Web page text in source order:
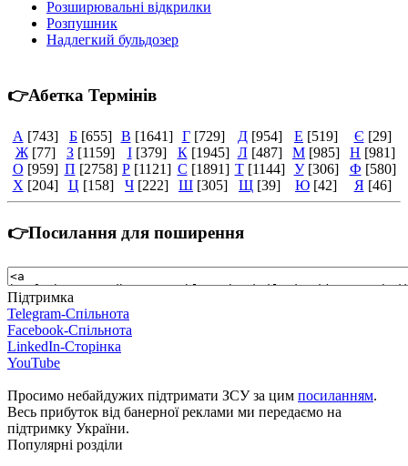
Розширювальні відкрилки
Розпушник
Надлегкий бульдозер
👉Абетка Термінів
А [743] Б [655] В [1641] Г [729] Д [954] Е [519] Є [29]
Ж [77] З [1159] І [379] К [1945] Л [487] М [985] Н [981]
О [959] П [2758] Р [1121] С [1891] Т [1144] У [306] Ф [580]
Х [204] Ц [158] Ч [222] Ш [305] Щ [39] Ю [42] Я [46]
👉Посилання для поширення
Підтримка
Telegram-Спільнота
Facebook-Спільнота
LinkedIn-Сторінка
YouTube
Просимо небайдужих підтримати ЗСУ за цим посиланням.
Весь прибуток від банерної реклами ми передаємо на
підтримку України.
Популярні розділи